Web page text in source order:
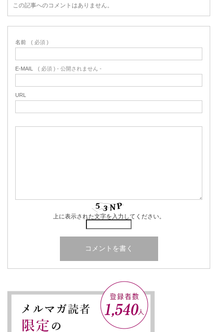
この記事へのコメントはありません。
名前 ( 必須 )
E-MAIL ( 必須 ) - 公開されません -
URL
上に表示された文字を入力してください。